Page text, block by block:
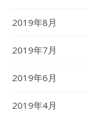
2019年8月
2019年7月
2019年6月
2019年4月